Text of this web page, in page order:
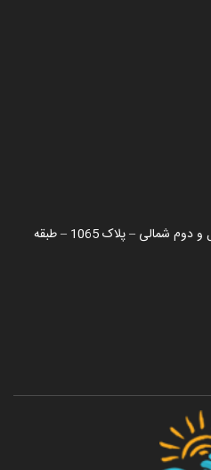
بزرگراه رسالت – بین 16 متری اول و دوم شمالی – پلاک 1065 – طبقه